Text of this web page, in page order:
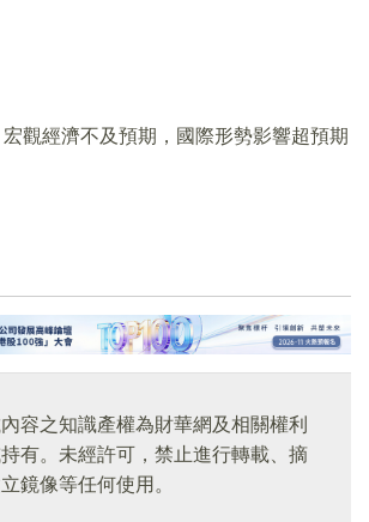
觀經濟不及預期，國際形勢影響超預期
容之知識產權為財華網及相關權利
有。未經許可，禁止進行轉載、摘
鏡像等任何使用。